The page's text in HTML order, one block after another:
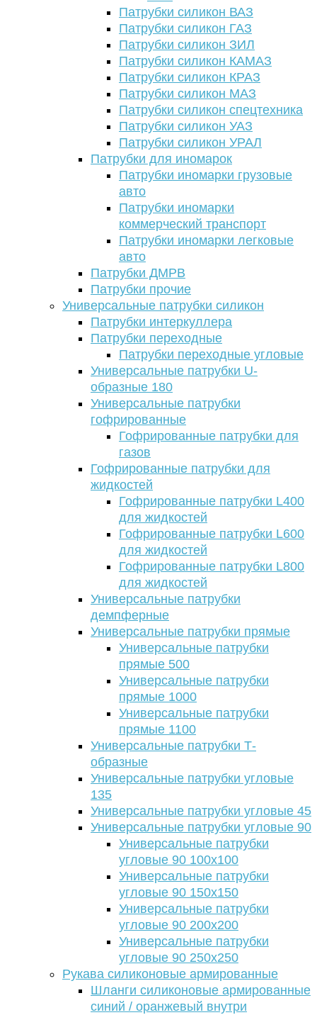
Патрубки силикон ВАЗ
Патрубки силикон ГАЗ
Патрубки силикон ЗИЛ
Патрубки силикон КАМАЗ
Патрубки силикон КРАЗ
Патрубки силикон МАЗ
Патрубки силикон спецтехника
Патрубки силикон УАЗ
Патрубки силикон УРАЛ
Патрубки для иномарок
Патрубки иномарки грузовые
авто
Патрубки иномарки
коммерческий транспорт
Патрубки иномарки легковые
авто
Патрубки ДМРВ
Патрубки прочие
Универсальные патрубки силикон
Патрубки интеркуллера
Патрубки переходные
Патрубки переходные угловые
Универсальные патрубки U-
образные 180
Универсальные патрубки
гофрированные
Гофрированные патрубки для
газов
Гофрированные патрубки для
жидкостей
Гофрированные патрубки L400
для жидкостей
Гофрированные патрубки L600
для жидкостей
Гофрированные патрубки L800
для жидкостей
Универсальные патрубки
демпферные
Универсальные патрубки прямые
Универсальные патрубки
прямые 500
Универсальные патрубки
прямые 1000
Универсальные патрубки
прямые 1100
Универсальные патрубки Т-
образные
Универсальные патрубки угловые
135
Универсальные патрубки угловые 45
Универсальные патрубки угловые 90
Универсальные патрубки
угловые 90 100х100
Универсальные патрубки
угловые 90 150х150
Универсальные патрубки
угловые 90 200х200
Универсальные патрубки
угловые 90 250х250
Рукава силиконовые армированные
Шланги силиконовые армированные
синий / оранжевый внутри